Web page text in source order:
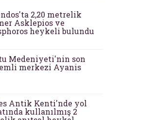
2,20 metrelik
Asklepios ve
heykeli bulundu
Medeniyeti'nin son
merkezi Ayanis
Antik Kenti'nde yol
kullanılmış 2